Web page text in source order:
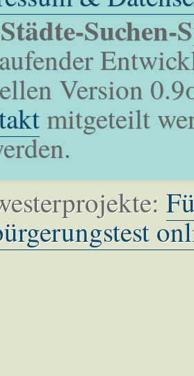
Städte-Suchen-
Version
mitgeteilt